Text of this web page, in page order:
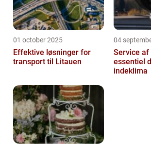
01 october 2025
Effektive løsninger for
transport til Litauen
04
Service af
essentiel
indeklima